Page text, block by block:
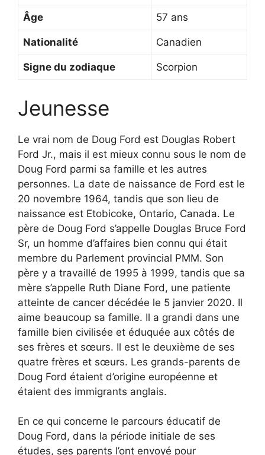
Âge 57 ans
Nationalité Canadien
Signe du zodiaque Scorpion
Jeunesse
Le vrai nom de Doug Ford est Douglas Robert
Ford Jr., mais il est mieux connu sous le nom de
Doug Ford parmi sa famille et les autres
personnes. La date de naissance de Ford est le
20 novembre 1964, tandis que son lieu de
naissance est Etobicoke, Ontario, Canada. Le
père de Doug Ford s’appelle Douglas Bruce Ford
Sr, un homme d’affaires bien connu qui était
membre du Parlement provincial PMM. Son
père y a travaillé de 1995 à 1999, tandis que sa
mère s’appelle Ruth Diane Ford, une patiente
atteinte de cancer décédée le 5 janvier 2020. Il
aime beaucoup sa famille. Il a grandi dans une
famille bien civilisée et éduquée aux côtés de
ses frères et sœurs. Il est le deuxième de ses
quatre frères et sœurs. Les grands-parents de
Doug Ford étaient d’origine européenne et
étaient des immigrants anglais.
En ce qui concerne le parcours éducatif de
Doug Ford, dans la période initiale de ses
études, ses parents l’ont envoyé pour